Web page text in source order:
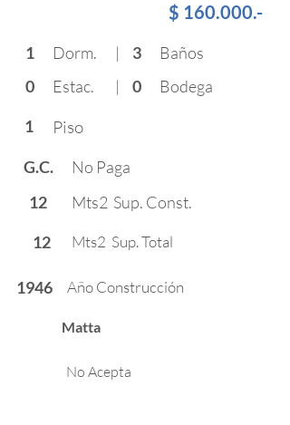
$ 160.000.-
1
0
Dorm. | 3
Baños
Estac.
| 0
Bodega
1
Piso
G.C.
No Paga
12
Mts2 Sup. Const.
12
Mts2 Sup. Total
Matta
No Acepta
Año Construcción
1946